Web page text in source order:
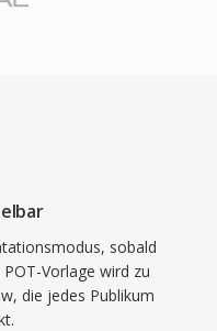
sobald
Vorlage wird zu
die jedes Publikum